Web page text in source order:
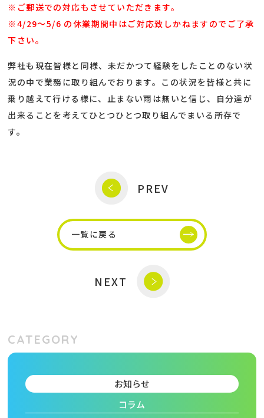
CATEGORY
お知らせ
コラム
※ご郵送での対応もさせていただきます。
※4/29～5/6 の休業期間中はご対応致しかねますのでご了承
下さい。
弊社も現在皆様と同様、未だかつて経験をしたことのない状
況の中で業務に取り組んでおります。この状況を皆様と共に
乗り越えて行ける様に、止まない雨は無いと信じ、自分達が
出来ることを考えてひとつひとつ取り組んでまいる所存で
す。
PREV
一覧に戻る
NEXT